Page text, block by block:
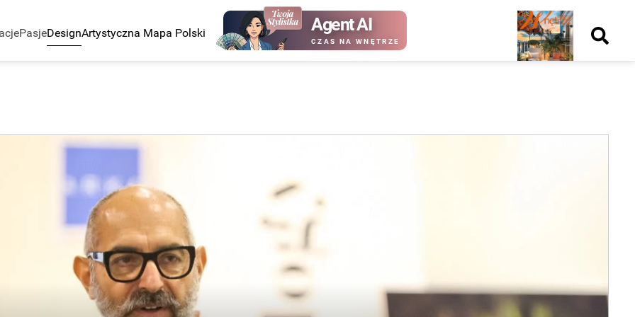
PasjeDesignArtystyczna Mapa Polski Agent AI
CZAS NA WNĘTRZE
Nowy
numer